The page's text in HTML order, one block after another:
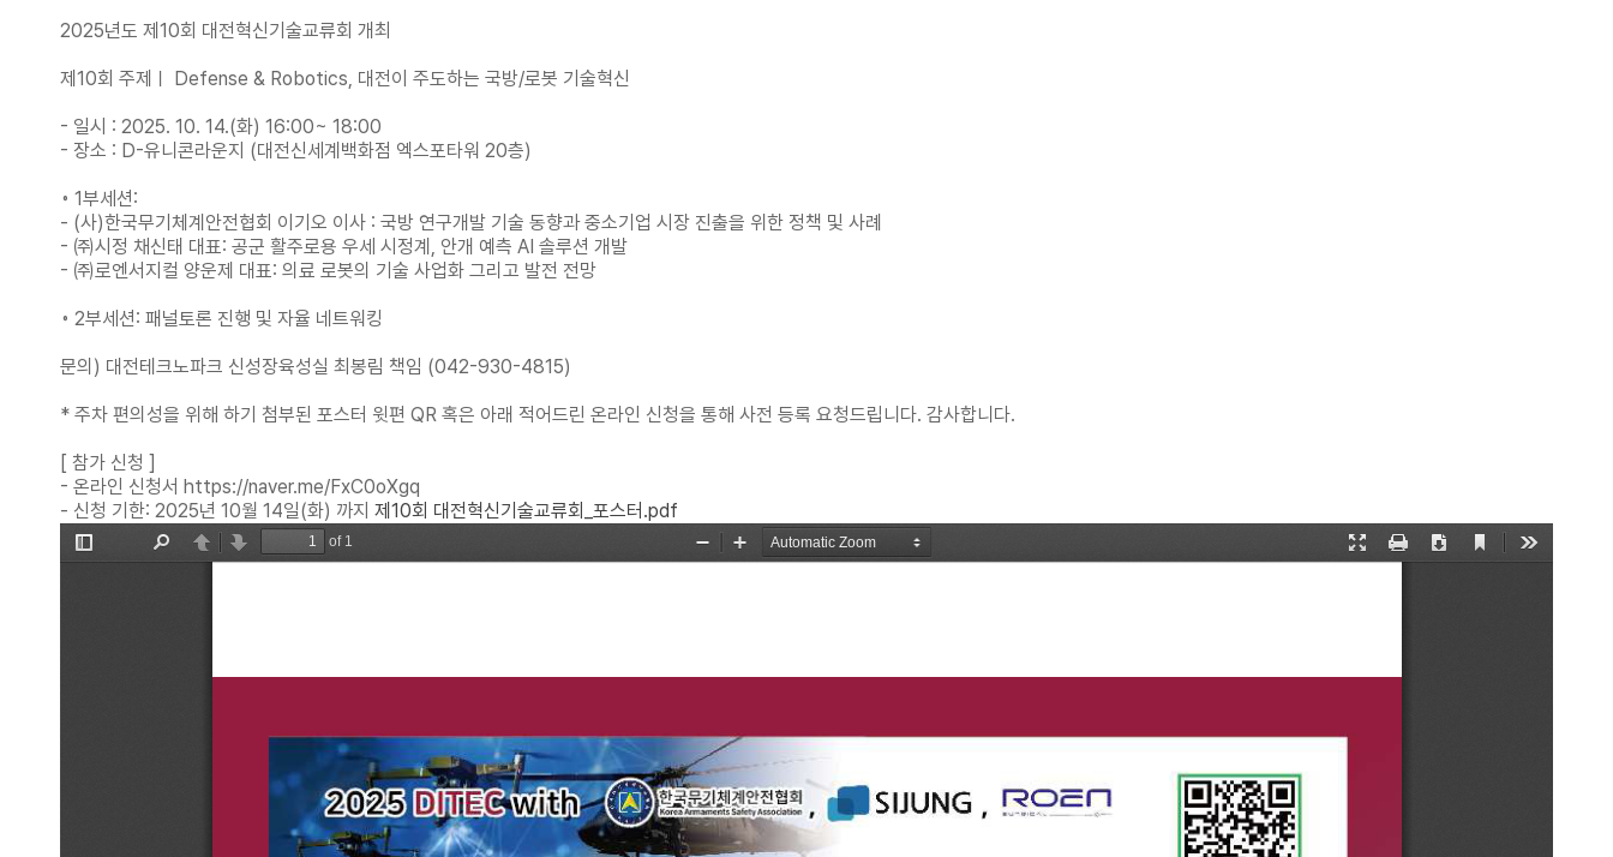
2025년도 제10회 대전혁신기술교류회 개최
제10회 주제ㅣ Defense & Robotics, 대전이 주도하는 국방/로봇 기술혁신
- 일시 : 2025. 10. 14.(화) 16:00~ 18:00
- 장소 : D-유니콘라운지 (대전신세계백화점 엑스포타워 20층)
◦ 1부세션:
- (사)한국무기체계안전협회 이기오 이사 : 국방 연구개발 기술 동향과 중소기업 시장 진출을 위한 정책 및 사례
- ㈜시정 채신태 대표: 공군 활주로용 우세 시정계, 안개 예측 AI 솔루션 개발
- ㈜로엔서지컬 양운제 대표: 의료 로봇의 기술 사업화 그리고 발전 전망
◦ 2부세션: 패널토론 진행 및 자율 네트워킹
문의) 대전테크노파크 신성장육성실 최봉림 책임 (042-930-4815)
* 주차 편의성을 위해 하기 첨부된 포스터 윗편 QR 혹은 아래 적어드린 온라인 신청을 통해 사전 등록 요청드립니다. 감사합니다.
[ 참가 신청 ]
- 온라인 신청서 https://naver.me/FxC0oXgq
- 신청 기한: 2025년 10월 14일(화) 까지 제10회 대전혁신기술교류회_포스터.pdf